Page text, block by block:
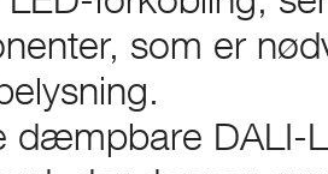
som er
dæmpbare DALI-